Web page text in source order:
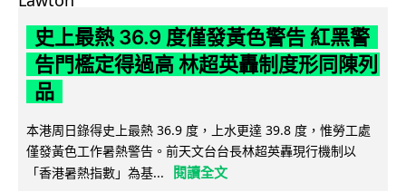
史上最熱 36.9 度僅發黃色警告 紅黑警
告門檻定得過高 林超英轟制度形同陳列
品
本港周日錄得史上最熱 36.9 度，上水更達 39.8 度，惟勞工處
僅發黃色工作暑熱警告。前天文台台長林超英轟現行機制以
「香港暑熱指數」為基...
閱讀全文